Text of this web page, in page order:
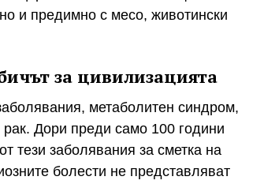
и предимно с месо, животински
за цивилизацията
метаболитен синдром,
Дори преди само 100 години
тези заболявания за сметка на
болести не представляват